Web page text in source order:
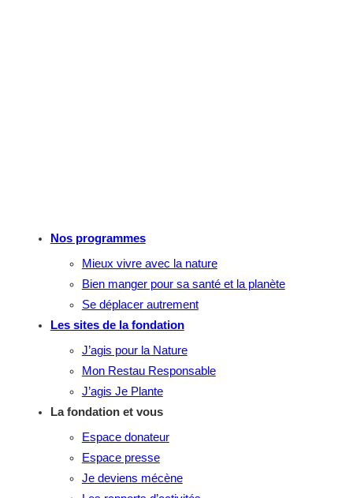
Nos programmes
Mieux vivre avec la nature
Bien manger pour sa santé et la planète
Se déplacer autrement
Les sites de la fondation
J’agis pour la Nature
Mon Restau Responsable
J’agis Je Plante
La fondation et vous
Espace donateur
Espace presse
Je deviens mécène